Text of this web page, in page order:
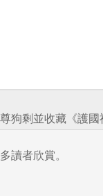
剩並收藏《護國
讀者欣賞。